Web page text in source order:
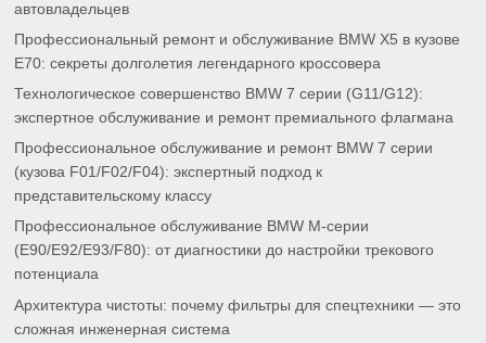
автовладельцев
Профессиональный ремонт и обслуживание BMW X5 в кузове
E70: секреты долголетия легендарного кроссовера
Технологическое совершенство BMW 7 серии (G11/G12):
экспертное обслуживание и ремонт премиального флагмана
Профессиональное обслуживание и ремонт BMW 7 серии
(кузова F01/F02/F04): экспертный подход к
представительскому классу
Профессиональное обслуживание BMW M-серии
(E90/E92/E93/F80): от диагностики до настройки трекового
потенциала
Архитектура чистоты: почему фильтры для спецтехники — это
сложная инженерная система